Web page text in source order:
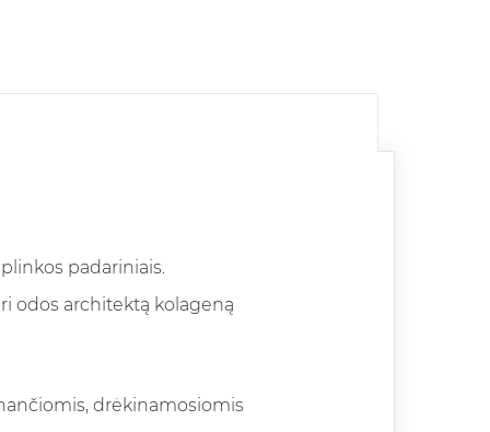
padariniais.
odos architektą kolageną
drėkinamosiomis